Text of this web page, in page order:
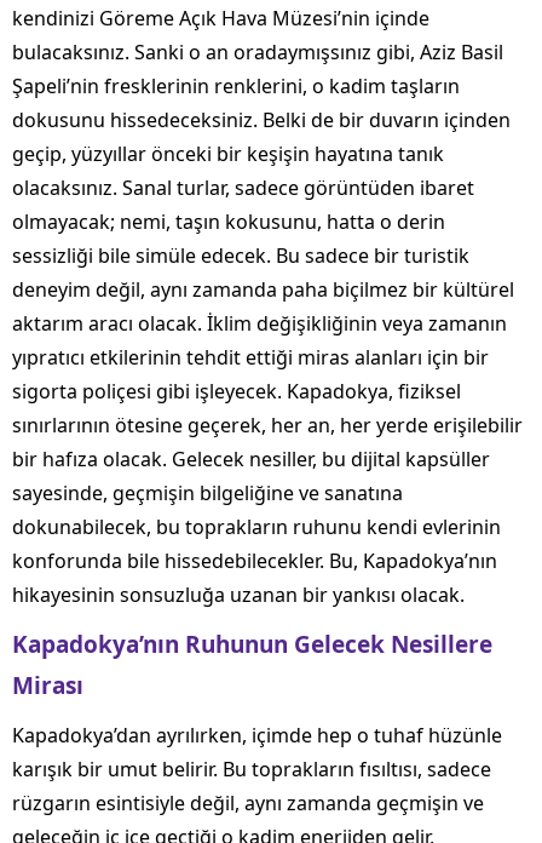
kendinizi Göreme Açık Hava Müzesi’nin içinde
bulacaksınız. Sanki o an oradaymışsınız gibi, Aziz Basil
Şapeli’nin fresklerinin renklerini, o kadim taşların
dokusunu hissedeceksiniz. Belki de bir duvarın içinden
geçip, yüzyıllar önceki bir keşişin hayatına tanık
olacaksınız. Sanal turlar, sadece görüntüden ibaret
olmayacak; nemi, taşın kokusunu, hatta o derin
sessizliği bile simüle edecek. Bu sadece bir turistik
deneyim değil, aynı zamanda paha biçilmez bir kültürel
aktarım aracı olacak. İklim değişikliğinin veya zamanın
yıpratıcı etkilerinin tehdit ettiği miras alanları için bir
sigorta poliçesi gibi işleyecek. Kapadokya, fiziksel
sınırlarının ötesine geçerek, her an, her yerde erişilebilir
bir hafıza olacak. Gelecek nesiller, bu dijital kapsüller
sayesinde, geçmişin bilgeliğine ve sanatına
dokunabilecek, bu toprakların ruhunu kendi evlerinin
konforunda bile hissedebilecekler. Bu, Kapadokya’nın
hikayesinin sonsuzluğa uzanan bir yankısı olacak.
Kapadokya’nın Ruhunun Gelecek Nesillere
Mirası
Kapadokya’dan ayrılırken, içimde hep o tuhaf hüzünle
karışık bir umut belirir. Bu toprakların fısıltısı, sadece
rüzgarın esintisiyle değil, aynı zamanda geçmişin ve
geleceğin iç içe geçtiği o kadim enerjiden gelir.